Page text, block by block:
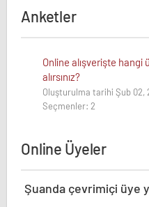
Anketler
Online alışverişte hangi
alırsınız?
Oluşturulma tarihi Şub 02,
Seçmenler: 2
Online Üyeler
Şuanda çevrimiçi üye